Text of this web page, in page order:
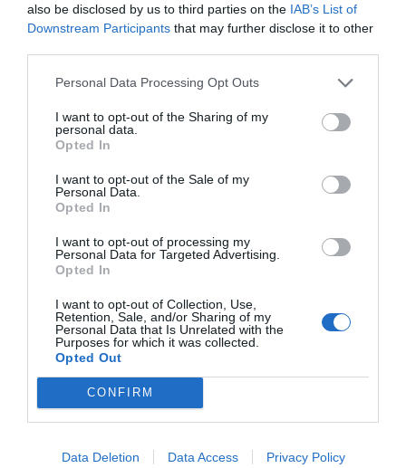
also be disclosed by us to third parties on the IAB’s List of
Downstream Participants that may further disclose it to other
Personal Data Processing Opt Outs
I want to opt-out of the Sharing of my
personal data.
Opted In
I want to opt-out of the Sale of my
Personal Data.
Opted In
I want to opt-out of processing my
Personal Data for Targeted Advertising.
Opted In
I want to opt-out of Collection, Use,
Retention, Sale, and/or Sharing of my
Personal Data that Is Unrelated with the
Purposes for which it was collected.
Opted Out
CONFIRM
Data Deletion Data Access Privacy Policy
να βιώσουν την αυθεντική εκπαιδευτική προσέγγιση
της Μαρίας Μοντεσσόρι.
πραγματικό τους ενδιαφέρον. Η φυσική περιέργεια τα
Montessori είναι σχεδιασμένα για να πυροδοτούν τη
φαντασία, να οξύνουν τη διορατικότητα και να
εμπνέουν την έρευνα. Στην εταιρεία
τα δυνατά σημεία του κάθε παιδιού και παρέχουμε τα
κατάλληλα εργαλεία για να ανακαλύψουν το ταλέντο
τους, προσφέροντας παράλληλα πλήρη υποστήριξη
εκπαιδευτικούς παγκοσμίως.
Σχετικά προϊόντα